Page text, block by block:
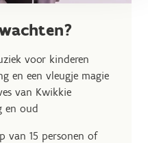
voor kinderen
en een vleugje magie
van Kwikkie
en oud
van 15 personen of